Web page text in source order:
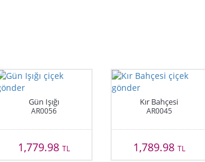
Gün Işığı
AR0056
1,779.98TL
Kır Bahçesi
AR0045
1,789.98 TL